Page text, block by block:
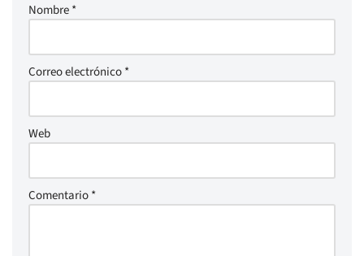
Nombre*
Correo electrónico*
Web
Comentario*